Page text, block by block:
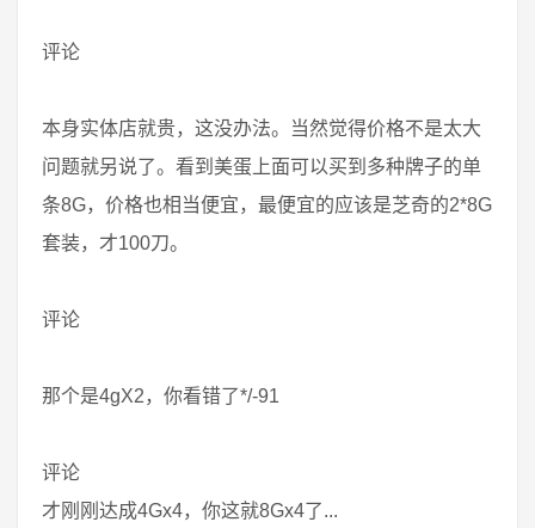
评论
本身实体店就贵，这没办法。当然觉得价格不是太大
问题就另说了。看到美蛋上面可以买到多种牌子的单
条8G，价格也相当便宜，最便宜的应该是芝奇的2*8G
套装，才100刀。
评论
那个是4gX2，你看错了*/-91
评论
才刚刚达成4Gx4，你这就8Gx4了...